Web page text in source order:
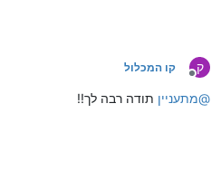
ק
מנותק
קו המכלול
@מתעניין תודה רבה לך!!